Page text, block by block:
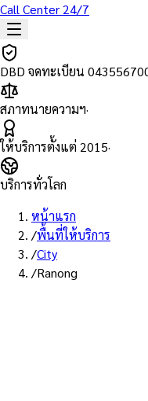
Call Center 24/7
DBD จดทะเบียน
สภาทนายความฯ·
ให้บริการตั้งแต่ 2015·
บริการทั่วโลก
หน้าแรก
/พื้นที่ให้บริการ
/City
/Ranong